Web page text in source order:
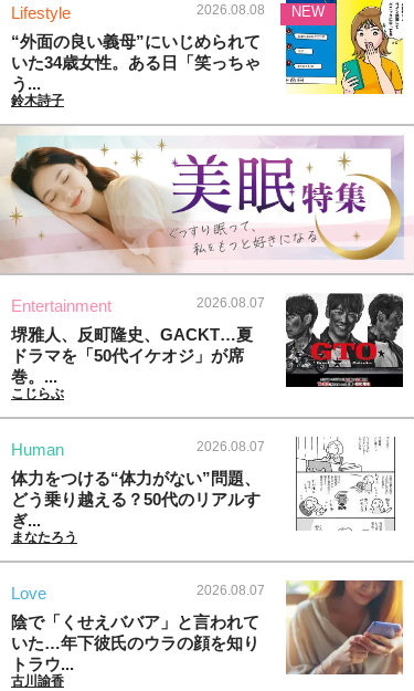
Lifestyle 2026.08.08
“外面の良い義母”にいじめられて
いた34歳女性。ある日「笑っちゃ
う...
鈴木詩子
NEW
Entertainment 2026.08.07
堺雅人、反町隆史、GACKT…夏
ドラマを「50代イケオジ」が席
巻。...
こじらぶ
Human 2026.08.07
体力をつける“体力がない”問題、
どう乗り越える？50代のリアルす
ぎ...
まなたろう
Love 2026.08.07
陰で「くせえババア」と言われて
いた…年下彼氏のウラの顔を知り
トラウ...
古川諭香